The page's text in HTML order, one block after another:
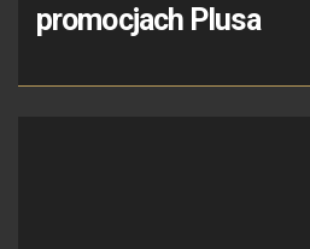
promocjach Plusa